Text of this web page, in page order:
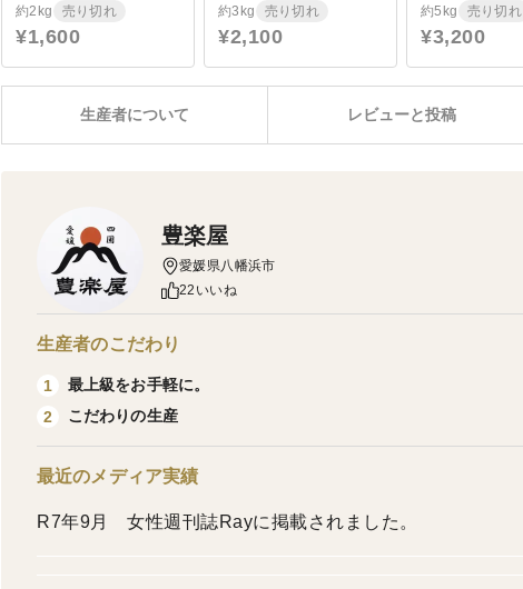
約2kg 売り切れ
¥1,600
約3kg 売り切れ
¥2,100
約5kg 売り切れ
¥3,200
レビューと投稿
生産者について
豊楽屋
愛媛県八幡浜市
22いいね
生産者のこだわり
1
最上級をお手軽に。
2
こだわりの生産
最近のメディア実績
R7年9月 女性週刊誌Rayに掲載されました。